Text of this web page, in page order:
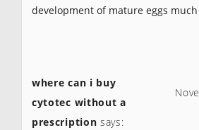
development of mature eggs
where can i buy
cytotec without a
prescription says: